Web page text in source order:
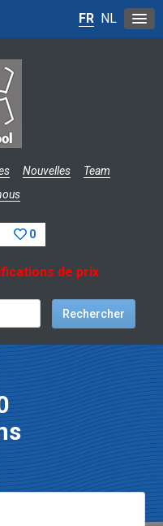
Nouvelles
Team
0
FR NL
de prix